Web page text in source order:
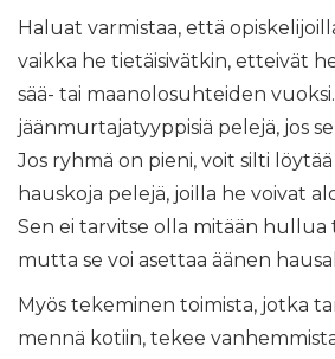
Haluat varmistaa, että
vaikka he tietäisivätkin, etteivät
sää- tai maanolosuhteiden
jäänmurtajatyyppisiä pelejä, jos
Jos ryhmä on pieni, voit silti
hauskoja pelejä, joilla he voivat
Sen ei tarvitse olla mitään hullua
mutta se voi asettaa äänen
Myös tekeminen toimista, jotka
mennä kotiin, tekee